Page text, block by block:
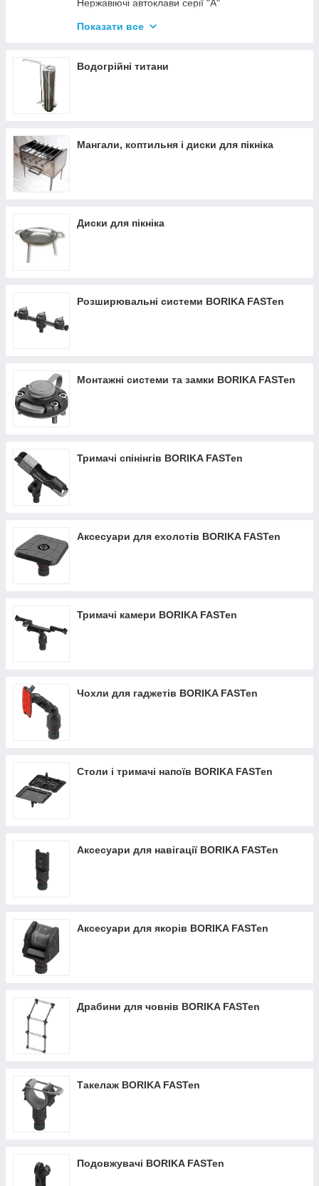
Нержавіючі автоклави серії "А"
Промислові автоклави
Комплектуючі для автоклавів
Показати все
Водогрійні титани
Мангали, коптильня і диски для пікніка
Диски для пікніка
Розширювальні системи BORIKA FASTen
Монтажні системи та замки BORIKA FASTen
Тримачі спінінгів BORIKA FASTen
Аксесуари для ехолотів BORIKA FASTen
Тримачі камери BORIKA FASTen
Чохли для гаджетів BORIKA FASTen
Столи і тримачі напоїв BORIKA FASTen
Аксесуари для навігації BORIKA FASTen
Аксесуари для якорів BORIKA FASTen
Драбини для човнів BORIKA FASTen
Такелаж BORIKA FASTen
Подовжувачі BORIKA FASTen